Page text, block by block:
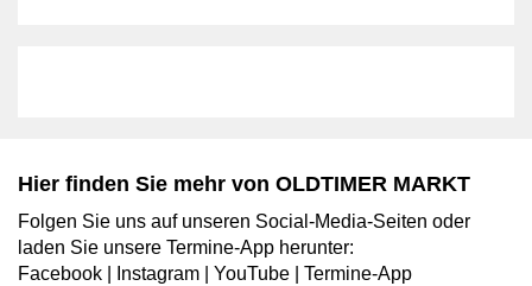
Hier finden Sie mehr von OLDTIMER MARKT
Folgen Sie uns auf unseren Social-Media-Seiten oder
laden Sie unsere Termine-App herunter:
Facebook
Instagram YouTube Termine-App